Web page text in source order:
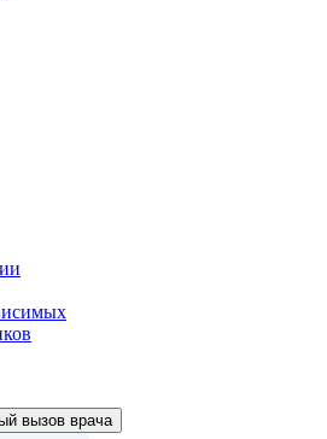
вызов врача